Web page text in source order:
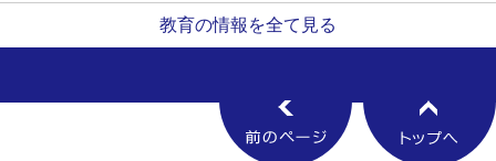
教育の情報を全て見る